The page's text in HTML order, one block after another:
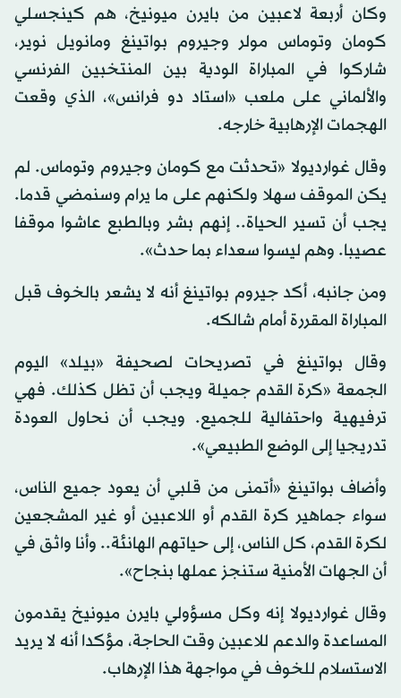
وكان أربعة لاعبين من بايرن ميونيخ، هم كينجسلي
كومان وتوماس مولر وجيروم بواتينغ ومانويل نوير،
شاركوا في المباراة الودية بين المنتخبين الفرنسي
والألماني على ملعب «استاد دو فرانس»، الذي وقعت
الهجمات الإرهابية خارجه.
وقال غوارديولا «تحدثت مع كومان وجيروم وتوماس. لم
يكن الموقف سهلا ولكنهم على ما يرام وسنمضي قدما.
يجب أن تسير الحياة.. إنهم بشر وبالطبع عاشوا موقفا
عصيبا. وهم ليسوا سعداء بما حدث».
ومن جانبه، أكد جيروم بواتينغ أنه لا يشعر بالخوف قبل
المباراة المقررة أمام شالكه.
وقال بواتينغ في تصريحات لصحيفة «بيلد» اليوم
الجمعة «كرة القدم جميلة ويجب أن تظل كذلك. فهي
ترفيهية واحتفالية للجميع. ويجب أن نحاول العودة
تدريجيا إلى الوضع الطبيعي».
وأضاف بواتينغ «أتمنى من قلبي أن يعود جميع الناس،
سواء جماهير كرة القدم أو اللاعبين أو غير المشجعين
لكرة القدم، كل الناس، إلى حياتهم الهانئة.. وأنا واثق في
أن الجهات الأمنية ستنجز عملها بنجاح».
وقال غوارديولا إنه وكل مسؤولي بايرن ميونيخ يقدمون
المساعدة والدعم للاعبين وقت الحاجة، مؤكدا أنه لا يريد
الاستسلام للخوف في مواجهة هذا الإرهاب.